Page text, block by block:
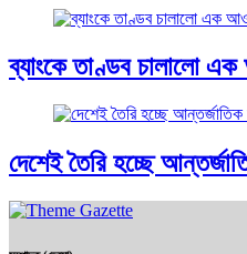
ব্যাংকে তাণ্ডব চালালো এক
দেশেই তৈরি হচ্ছে